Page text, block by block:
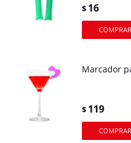
$ 16
Marcador
$ 119